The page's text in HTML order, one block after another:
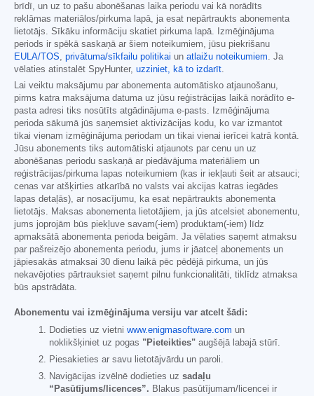
brīdī, un uz to pašu abonēšanas laika periodu vai kā norādīts
reklāmas materiālos/pirkuma lapā, ja esat nepārtraukts abonementa
lietotājs. Sīkāku informāciju skatiet pirkuma lapā. Izmēģinājuma
periods ir spēkā saskaņā ar šiem noteikumiem, jūsu piekrišanu
EULA/TOS, privātuma/sīkfailu politikai un atlaižu noteikumiem. Ja
vēlaties atinstalēt SpyHunter, uzziniet, kā to izdarīt.
Lai veiktu maksājumu par abonementa automātisko atjaunošanu,
pirms katra maksājuma datuma uz jūsu reģistrācijas laikā norādīto e-
pasta adresi tiks nosūtīts atgādinājuma e-pasts. Izmēģinājuma
perioda sākumā jūs saņemsiet aktivizācijas kodu, ko var izmantot
tikai vienam izmēģinājuma periodam un tikai vienai ierīcei katrā kontā.
Jūsu abonements tiks automātiski atjaunots par cenu un uz
abonēšanas periodu saskaņā ar piedāvājuma materiāliem un
reģistrācijas/pirkuma lapas noteikumiem (kas ir iekļauti šeit ar atsauci;
cenas var atšķirties atkarībā no valsts vai akcijas katras iegādes
lapas detaļās), ar nosacījumu, ka esat nepārtraukts abonementa
lietotājs. Maksas abonementa lietotājiem, ja jūs atcelsiet abonementu,
jums joprojām būs piekļuve savam(-iem) produktam(-iem) līdz
apmaksātā abonementa perioda beigām. Ja vēlaties saņemt atmaksu
par pašreizējo abonementa periodu, jums ir jāatceļ abonements un
jāpiesakās atmaksai 30 dienu laikā pēc pēdējā pirkuma, un jūs
nekavējoties pārtrauksiet saņemt pilnu funkcionalitāti, tiklīdz atmaksa
būs apstrādāta.
Abonementu vai izmēģinājuma versiju var atcelt šādi:
Dodieties uz vietni www.enigmasoftware.com un
noklikšķiniet uz pogas "Pieteikties" augšējā labajā stūrī.
Piesakieties ar savu lietotājvārdu un paroli.
Navigācijas izvēlnē dodieties uz sadaļu
“Pasūtījums/licences”. Blakus pasūtījumam/licencei ir